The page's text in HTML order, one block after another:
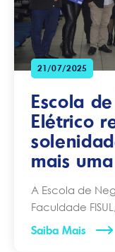
21/07/2025
Escola
Elétrico
mais
A Escola de
Faculdade
Saiba Mais